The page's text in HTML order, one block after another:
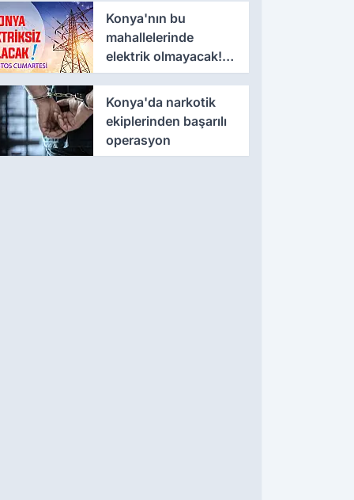
Konya'nın bu
mahallelerinde
elektrik olmayacak! 8
Ağustos Cumartesi
Konya'da narkotik
ekiplerinden başarılı
operasyon